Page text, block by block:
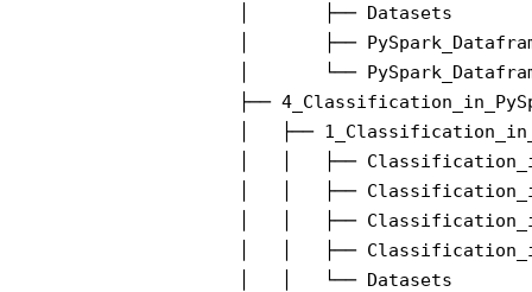
│       ├── Datasets
│       ├──
│       └──
├──
│   ├──
│   │   ├──
│   │   ├──
│   │   ├──
│   │   ├──
│   │   └── Datasets